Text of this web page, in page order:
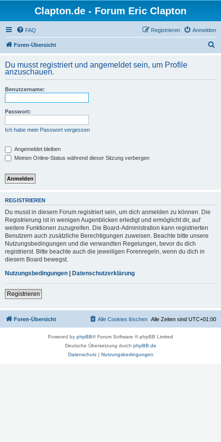
Clapton.de - Forum Eric Clapton
FAQ Anmelden
Registrieren
Foren-Übersicht
h
Du musst registriert und angemeldet sein, um Profile
anzuschauen.
Benutzername:
Passwort:
Ich habe mein Passwort vergessen
Angemeldet bleiben
Meinen Online-Status während dieser Sitzung verbergen
REGISTRIEREN
Du musst in diesem Forum registriert sein, um dich anmelden zu können. Die
Registrierung ist in wenigen Augenblicken erledigt und ermöglicht dir, auf
weitere Funktionen zuzugreifen. Die Board-Administration kann registrierten
Benutzern auch zusätzliche Berechtigungen zuweisen. Beachte bitte unsere
Nutzungsbedingungen und die verwandten Regelungen, bevor du dich
registrierst. Bitte beachte auch die jeweiligen Forenregeln, wenn du dich in
diesem Board bewegst.
Nutzungsbedingungen | Datenschutzerklärung
Registrieren
Foren-Übersicht Alle Zeiten sind UTC+01:00
Alle Cookies löschen
Powered by phpBB® Forum Software © phpBB Limited
Deutsche Übersetzung durch phpBB.de
Datenschutz| Nutzungsbedingungen